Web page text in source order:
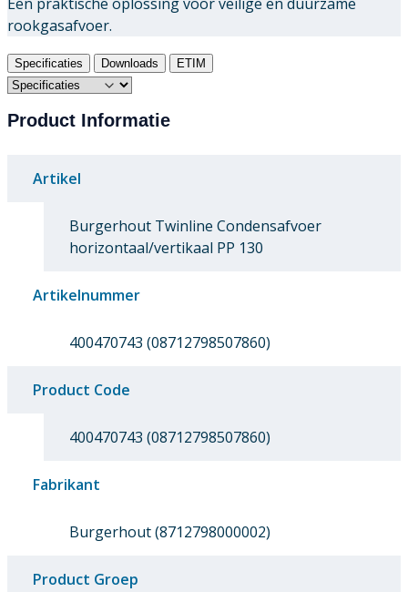
rookgasafvoer.
Specificaties Downloads ETIM
Product Informatie
Artikel
Burgerhout Twinline Condensafvoer
horizontaal/vertikaal PP 130
Artikelnummer
400470743 (08712798507860)
Product Code
400470743 (08712798507860)
Fabrikant
Burgerhout (8712798000002)
Product Groep